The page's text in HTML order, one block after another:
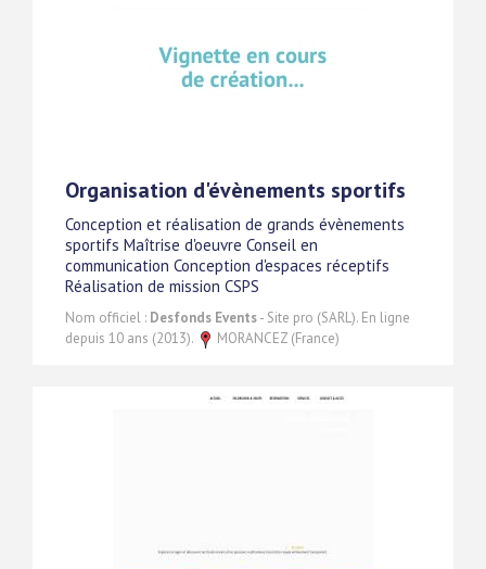
Organisation d'évènements sportifs
Conception et réalisation de grands évènements
sportifs Maîtrise d'oeuvre Conseil en
communication Conception d'espaces réceptifs
Réalisation de mission CSPS
Nom officiel : Desfonds Events- Site pro (SARL). En ligne
depuis 10 ans (2013).
MORANCEZ (France)